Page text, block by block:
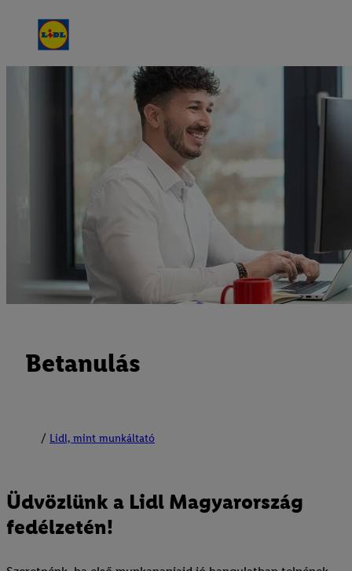
Betanulás
Lidl, mint munkáltató
Üdvözlünk a Lidl Magyarország
fedélzetén!